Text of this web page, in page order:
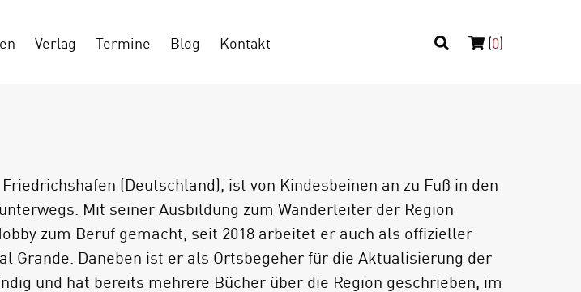
Verlag Termine Blog Kontakt (0)
(Deutschland), ist von Kindesbeinen an zu Fuß in den
Mit seiner Ausbildung zum Wanderleiter der Region
zum Beruf gemacht, seit 2018 arbeitet er auch als offizieller
Grande. Daneben ist er als Ortsbegeher für die Aktualisierung der
und hat bereits mehrere Bücher über die Region geschrieben, im